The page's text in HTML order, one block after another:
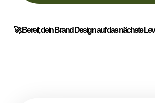
🚀 Bereit, dein Brand Design auf das nächste